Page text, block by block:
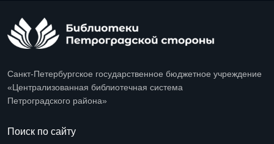
Санкт-Петербургское государственное бюджетное учреждение
«Централизованная библиотечная система
Петроградского района»
Поиск по сайту